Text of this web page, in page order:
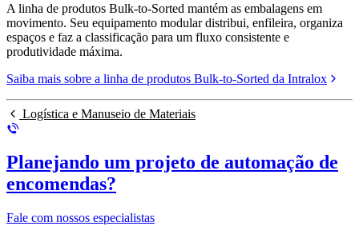
A linha de produtos Bulk-to-Sorted mantém as embalagens em
movimento. Seu equipamento modular distribui, enfileira, organiza
espaços e faz a classificação para um fluxo consistente e
produtividade máxima.
Saiba mais sobre a linha de produtos Bulk-to-Sorted da Intralox
Logística e Manuseio de Materiais
Planejando um projeto de automação de
encomendas?
Fale com nossos especialistas